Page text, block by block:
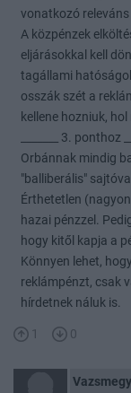
vonatkozó
A közpénzek
eljárásokkal kell
tagállami
osszák szét a
kellene hozniuk,
_______ 3. ponthoz
Orbánnak mindig
"balliberális"
Érthetetlen
hazai pénzzel.
hogy kitől kapja a
Könnyen lehet,
reklámpénzt, csak
hírdetnek náluk is.
1 0